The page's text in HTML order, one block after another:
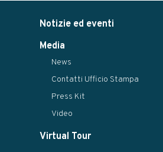
Notizie ed eventi
Media
News
Contatti Ufficio Stampa
Press Kit
Video
Virtual Tour